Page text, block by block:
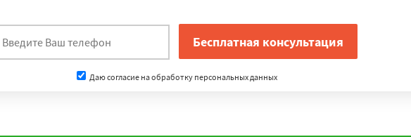
Даю согласие на обработку персональных данных